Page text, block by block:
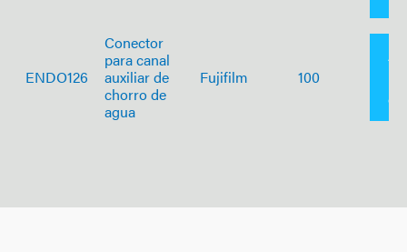
ENDO126
Conector
para canal
auxiliar de
chorro de
agua
Fujifilm 100